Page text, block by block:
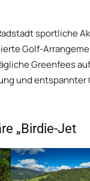
sportliche
Golf-
Greenfees
und entspannter
„Birdie-Jet